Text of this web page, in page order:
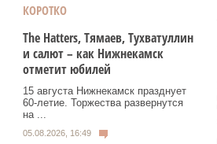
КОРОТКО
Тhe Нatters, Тямаев, Тухватуллин
и салют – как Нижнекамск
отметит юбилей
15 августа Нижнекамск празднует
60‑летие. Торжества развернутся
на ...
05.08.2026, 16:49